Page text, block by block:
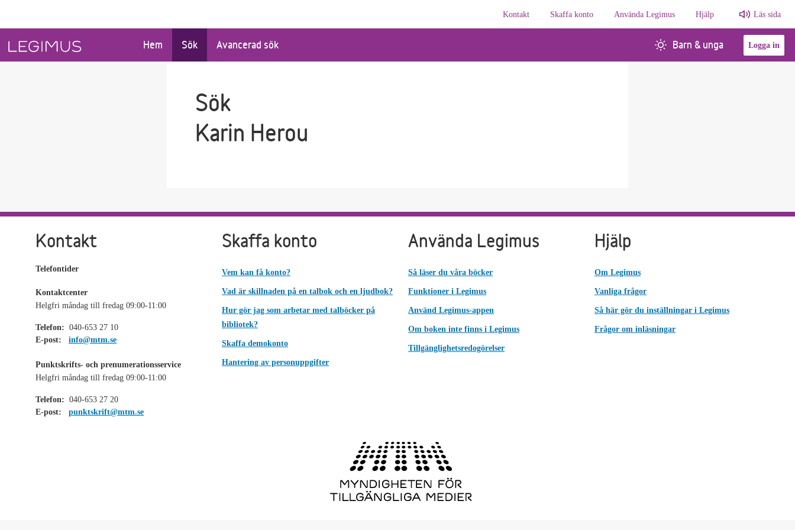
Kontakt
Skaffa konto Använda Legimus Hjälp Läs sida
Hem Sök Avancerad sök Barn & unga Logga in
Sök
Karin Herou
Kontakt
Telefontider
Kontaktcenter
Helgfri måndag till fredag 09:00-11:00
Telefon: 040-653 27 10
E-post:
info@mtm.se
Punktskrifts- och prenumerationsservice
Helgfri måndag till fredag 09:00-11:00
Telefon: 040-653 27 20
E-post:
punktskrift@mtm.se
Skaffa konto
Vem kan få konto?
Vad är skillnaden på en talbok och en ljudbok?
Hur gör jag som arbetar med talböcker på
bibliotek?
Skaffa demokonto
Hantering av personuppgifter
Använda Legimus
Så läser du våra böcker
Funktioner i Legimus
Använd Legimus-appen
Om boken inte finns i Legimus
Tillgänglighetsredogörelser
Hjälp
Om Legimus
Vanliga frågor
Så här gör du inställningar i Legimus
Frågor om inläsningar